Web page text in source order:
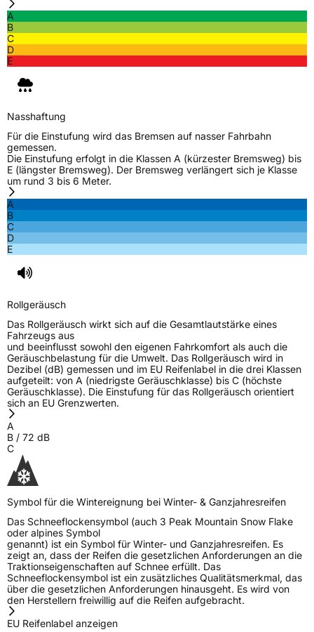
EffizienzD
NasshaftungC
Rollgeräusch (Klasse)
Rollgeräusch (dB)
FahrzeugklasseC1
3PMSF / Schneeflockensymbol / Alpine-Symbol Ja
EPREL ID593924
Allgemeine Produktsicherheit (GPSR)
Herstellerkontakt
Verantwortliche
in der EU
Veneesh Pillai, 4 SHENTON WAY #08-02 SGX
veneeshpillai@omni-united.com,
+6584688270
A
B
C
D
E
Nasshaftung
Für die Einstufung wird das Bremsen auf nasser Fahrbahn
gemessen.
Die Einstufung erfolgt in die Klassen A (kürzester Bremsweg) bis
E (längster Bremsweg). Der Bremsweg verlängert sich je Klasse
um rund 3 bis 6 Meter.
A
B
C
D
E
Rollgeräusch
Das Rollgeräusch wirkt sich auf die Gesamtlautstärke eines
Fahrzeugs aus
und beeinflusst sowohl den eigenen Fahrkomfort als auch die
Geräuschbelastung für die Umwelt. Das Rollgeräusch wird in
Dezibel (dB) gemessen und im EU Reifenlabel in die drei Klassen
aufgeteilt: von A (niedrigste Geräuschklasse) bis C (höchste
Geräuschklasse). Die Einstufung für das Rollgeräusch orientiert
sich an EU Grenzwerten.
A
B / 72 dB
C
Symbol für die Wintereignung bei Winter- & Ganzjahresreifen
Das Schneeflockensymbol (auch 3 Peak Mountain Snow Flake
oder alpines Symbol
genannt) ist ein Symbol für Winter- und Ganzjahresreifen. Es
zeigt an, dass der Reifen die gesetzlichen Anforderungen an die
Traktionseigenschaften auf Schnee erfüllt. Das
Schneeflockensymbol ist ein zusätzliches Qualitätsmerkmal, das
über die gesetzlichen Anforderungen hinausgeht. Es wird von
den Herstellern freiwillig auf die Reifen aufgebracht.
EU Reifenlabel anzeigen